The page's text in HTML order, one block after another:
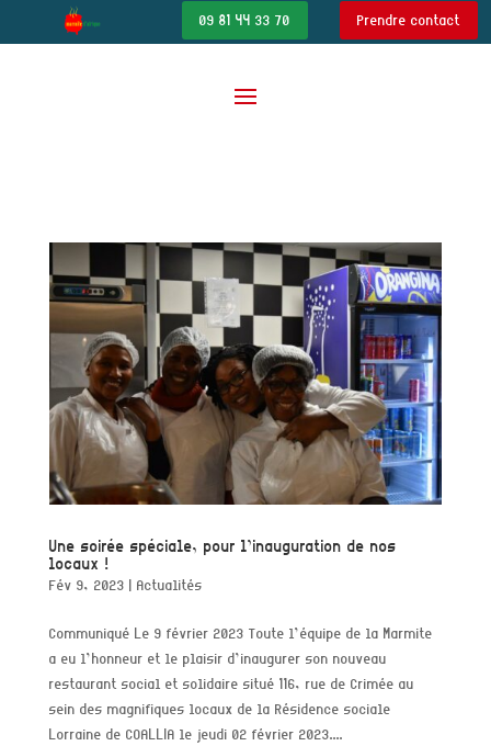
09 81 44 33 70 Prendre contact
Une soirée spéciale, pour l’inauguration de nos
locaux !
Fév 9, 2023 | Actualités
Communiqué Le 9 février 2023 Toute l’équipe de la Marmite
a eu l’honneur et le plaisir d’inaugurer son nouveau
restaurant social et solidaire situé 116, rue de Crimée au
sein des magnifiques locaux de la Résidence sociale
Lorraine de COALLIA le jeudi 02 février 2023....